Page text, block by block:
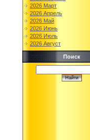
2026 Март
2026 Апрель
2026 Май
2026 Июнь
2026 Июль
2026 Август
Поиск